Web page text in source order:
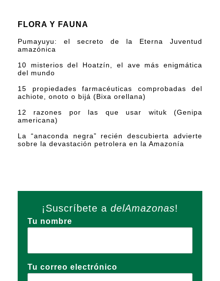
FLORA Y FAUNA
Pumayuyu: el secreto de la Eterna Juventud
amazónica
10 misterios del Hoatzín, el ave más enigmática
del mundo
15 propiedades farmacéuticas comprobadas del
achiote, onoto o bijá (Bixa orellana)
12 razones por las que usar wituk (Genipa
americana)
La “anaconda negra” recién descubierta advierte
sobre la devastación petrolera en la Amazonía
¡Suscríbete a delAmazonas!
Tu nombre
Tu correo electrónico